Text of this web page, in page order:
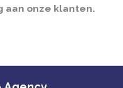
aan onze klanten.